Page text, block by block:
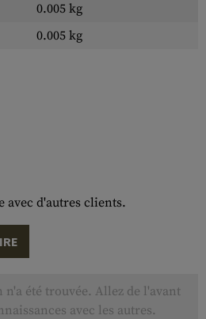
0.005 kg
0.005 kg
avec d'autres clients.
été trouvée. Allez de l'avant
avec les autres.